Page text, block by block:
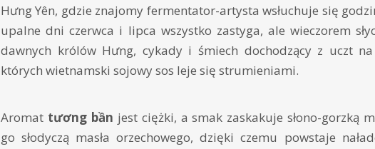
Hưng Yên, gdzie znajomy fermentator-artysta wsłuchuje się
upalne dni czerwca i lipca wszystko zastyga, ale wieczorem
dawnych królów Hưng, cykady i śmiech dochodzący z uczt na
których wietnamski sojowy sos leje się strumieniami.
Aromat tương bần jest ciężki, a smak zaskakuje słono-gorzką
go słodyczą masła orzechowego, dzięki czemu powstaje